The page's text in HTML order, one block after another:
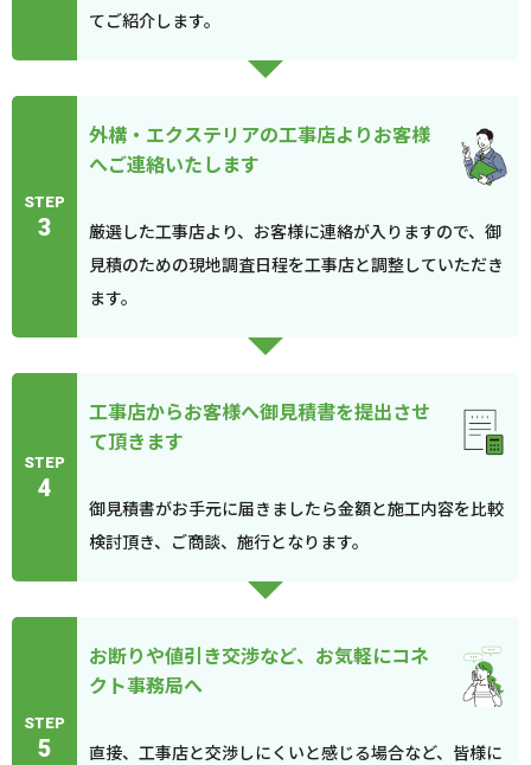
てご紹介します。
STEP
3
外構・エクステリアの工事店よりお客様
へご連絡いたします
厳選した工事店より、お客様に連絡が入りますので、御
見積のための現地調査日程を工事店と調整していただき
ます。
STEP
4
工事店からお客様へ御見積書を提出させ
て頂きます
御見積書がお手元に届きましたら金額と施工内容を比較
検討頂き、ご商談、施行となります。
STEP
5
お断りや値引き交渉など、お気軽にコネ
クト事務局へ
直接、工事店と交渉しにくいと感じる場合など、皆様に